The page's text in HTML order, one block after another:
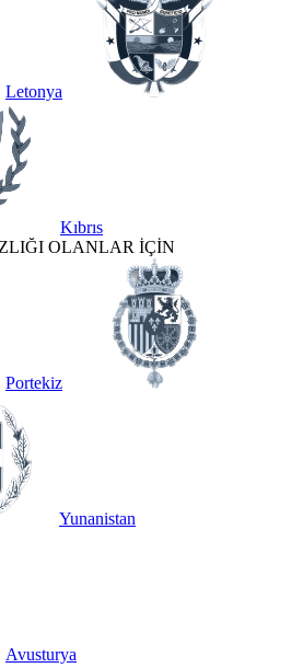
Letonya
Kıbrıs
OLANLAR İÇİN
Portekiz
Yunanistan
Avusturya